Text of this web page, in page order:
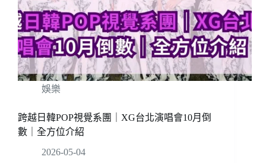
娛樂
跨越日韓POP視覺系團｜XG台北演唱會10月倒
數｜全方位介紹
2026-05-04